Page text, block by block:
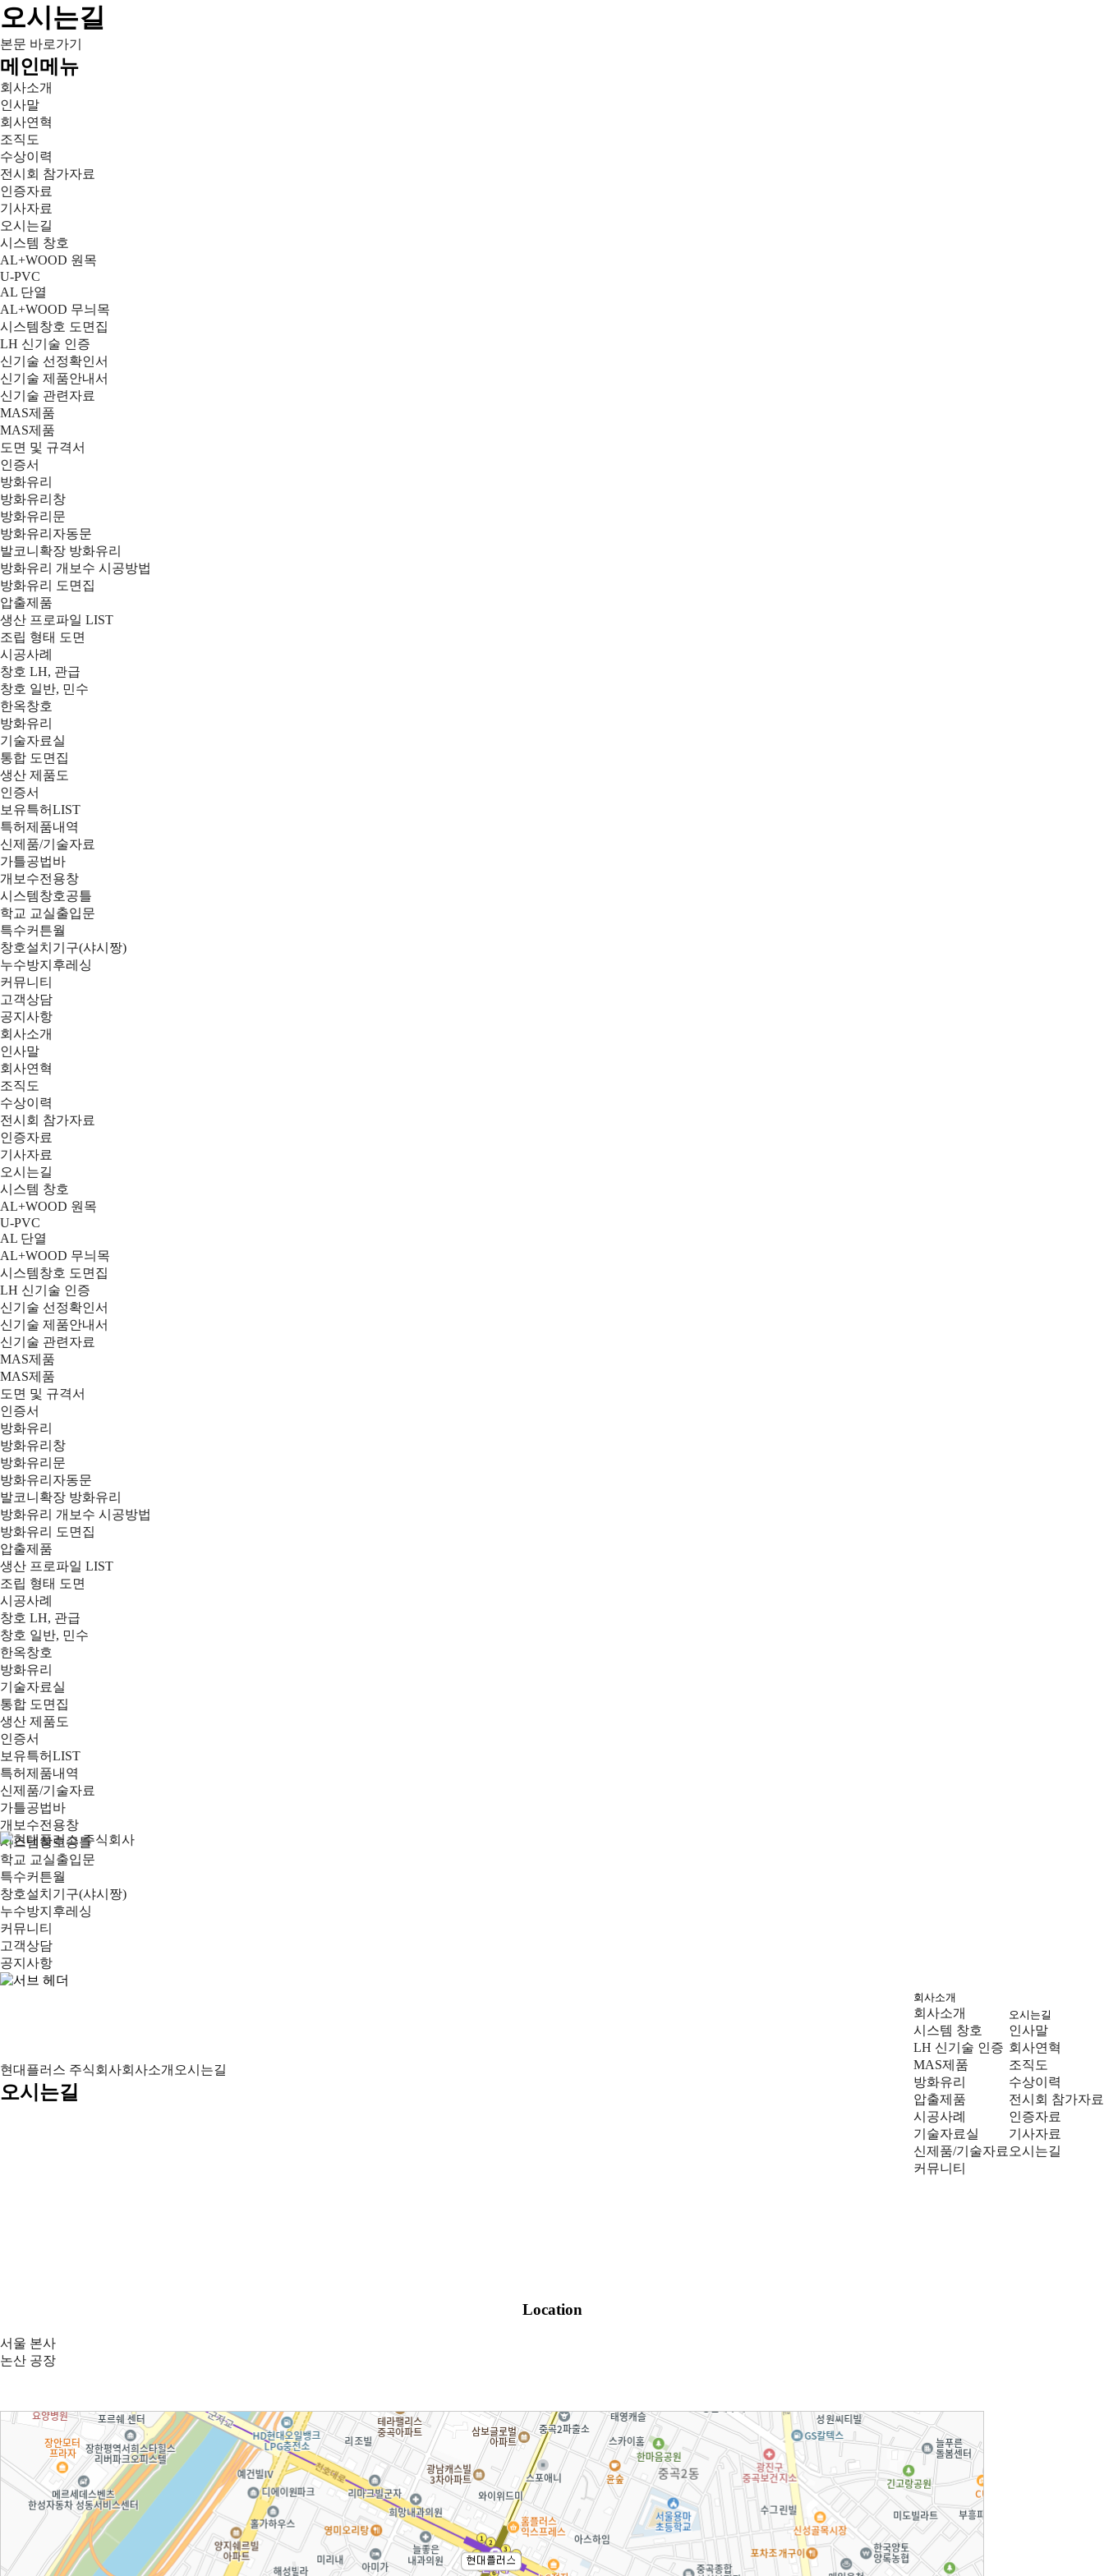
오시는길
본문 바로가기
메인메뉴
회사소개
인사말
회사연혁
조직도
수상이력
전시회 참가자료
인증자료
기사자료
오시는길
시스템 창호
AL+WOOD 원목
U-PVC
AL 단열
AL+WOOD 무늬목
시스템창호 도면집
LH 신기술 인증
신기술 선정확인서
신기술 제품안내서
신기술 관련자료
MAS제품
MAS제품
도면 및 규격서
인증서
방화유리
방화유리창
방화유리문
방화유리자동문
발코니확장 방화유리
방화유리 개보수 시공방법
방화유리 도면집
압출제품
생산 프로파일 LIST
조립 형태 도면
시공사례
창호 LH, 관급
창호 일반, 민수
한옥창호
방화유리
기술자료실
통합 도면집
생산 제품도
인증서
보유특허LIST
특허제품내역
신제품/기술자료
가틀공법바
개보수전용창
시스템창호공틀
학교 교실출입문
특수커튼월
창호설치기구(샤시짱)
누수방지후레싱
커뮤니티
고객상담
공지사항
회사소개
인사말
회사연혁
조직도
수상이력
전시회 참가자료
인증자료
기사자료
오시는길
시스템 창호
AL+WOOD 원목
U-PVC
AL 단열
AL+WOOD 무늬목
시스템창호 도면집
LH 신기술 인증
신기술 선정확인서
신기술 제품안내서
신기술 관련자료
MAS제품
MAS제품
도면 및 규격서
인증서
방화유리
방화유리창
방화유리문
방화유리자동문
발코니확장 방화유리
방화유리 개보수 시공방법
방화유리 도면집
압출제품
생산 프로파일 LIST
조립 형태 도면
시공사례
창호 LH, 관급
창호 일반, 민수
한옥창호
방화유리
기술자료실
통합 도면집
생산 제품도
인증서
보유특허LIST
특허제품내역
신제품/기술자료
가틀공법바
개보수전용창
시스템창호공틀
학교 교실출입문
특수커튼월
창호설치기구(샤시짱)
누수방지후레싱
커뮤니티
고객상담
공지사항
현대플러스 주식회사회사소개 오시는길
오시는길
회사소개
회사소개
시스템 창호
LH 신기술 인증
MAS제품
방화유리
압출제품
시공사례
기술자료실
신제품/기술자료
커뮤니티
오시는길
인사말
회사연혁
조직도
수상이력
전시회 참가자료
인증자료
기사자료
오시는길
Location
서울 본사
논산 공장